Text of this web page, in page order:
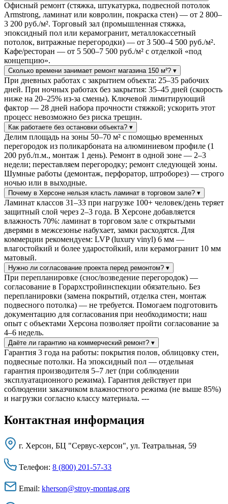
Офисный ремонт (стяжка, штукатурка, подвесной потолок
Armstrong, ламинат или ковролин, покраска стен) — от 2 800–
3 200 руб./м². Торговый зал (промышленная стяжка,
эпоксидный пол или керамогранит, металлокассетный
потолок, витражные перегородки) — от 3 500–4 500 руб./м².
Кафе/ресторан — от 5 500–7 500 руб./м² с отделкой «под
концепцию».
Сколько времени занимает ремонт магазина 150 м²? ▾
При дневных работах с закрытием объекта: 25–35 рабочих
дней. При ночных работах без закрытия: 35–45 дней (скорость
ниже на 20–25% из-за смены). Ключевой лимитирующий
фактор — 28 дней набора прочности стяжкой; ускорить этот
процесс невозможно без риска трещин.
Как работаете без остановки объекта? ▾
Делим площадь на зоны 50–70 м² с помощью временных
перегородок из поликарбоната на алюминиевом профиле (1
200 руб./п.м., монтаж 1 день). Ремонт в одной зоне — 2–3
недели; переставляем перегородку; ремонт следующей зоны.
Шумные работы (демонтаж, перфоратор, штроборез) — строго
ночью или в выходные.
Почему в Херсоне нельзя класть ламинат в торговом зале? ▾
Ламинат классов 31–33 при нагрузке 100+ человек/день теряет
защитный слой через 2–3 года. В Херсоне добавляется
влажность 70%: ламинат в торговом зале с открытыми
дверями в межсезонье набухает, замки расходятся. Для
коммерции рекомендуем: LVP (luxury vinyl) 6 мм —
влагостойкий и более ударостойкий, или керамогранит 10 мм
матовый.
Нужно ли согласование проекта перед ремонтом? ▾
При перепланировке (снос/возведение перегородок) —
согласование в Горархстройинспекции обязательно. Без
перепланировки (замена покрытий, отделка стен, монтаж
подвесного потолка) — не требуется. Помогаем подготовить
документацию для согласования при необходимости; наш
опыт с объектами Херсона позволяет пройти согласование за
4–6 недель.
Даёте ли гарантию на коммерческий ремонт? ▾
Гарантия 3 года на работы: покрытия полов, облицовку стен,
подвесные потолки. На эпоксидный пол — отдельная
гарантия производителя 5–7 лет (при соблюдении
эксплуатационного режима). Гарантия действует при
соблюдении заказчиком влажностного режима (не выше 85%)
и нагрузки согласно классу материала. ---
Контактная информация
г. Херсон, БЦ "Сервус-херсон", ул. Театральная, 59
Телефон: 8 (800) 201-57-33
Email: kherson@stroy-montag.org